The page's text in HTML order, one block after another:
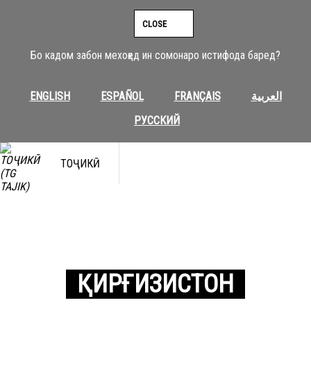
Бо кадом забон мехоҳед ин сомонаро истифода баред?
ENGLISH ESPAÑOL FRANÇAIS
العربية
РУССКИЙ
CLOSE
ТОҶИКӢ
ҚИРҒИЗИСТОН